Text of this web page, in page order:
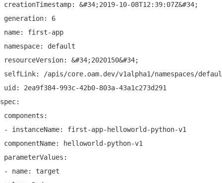
creationTimestamp: &#34;2019-10-08T12:39:07Z&#34;
generation: 6
name: first-app
namespace: default
resourceVersion: &#34;2020150&#34;
selfLink: /apis/core.oam.dev/v1alpha1/namespaces/
uid: 2ea9f384-993c-42b0-803a-43a1c273d291
spec:
components:
- instanceName: first-app-helloworld-python-v1
componentName: helloworld-python-v1
parameterValues:
- name: target